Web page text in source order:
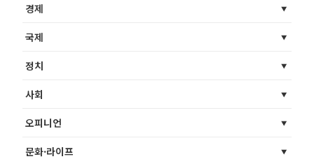
경제
국제
정치
사회
오피니언
문화·라이프